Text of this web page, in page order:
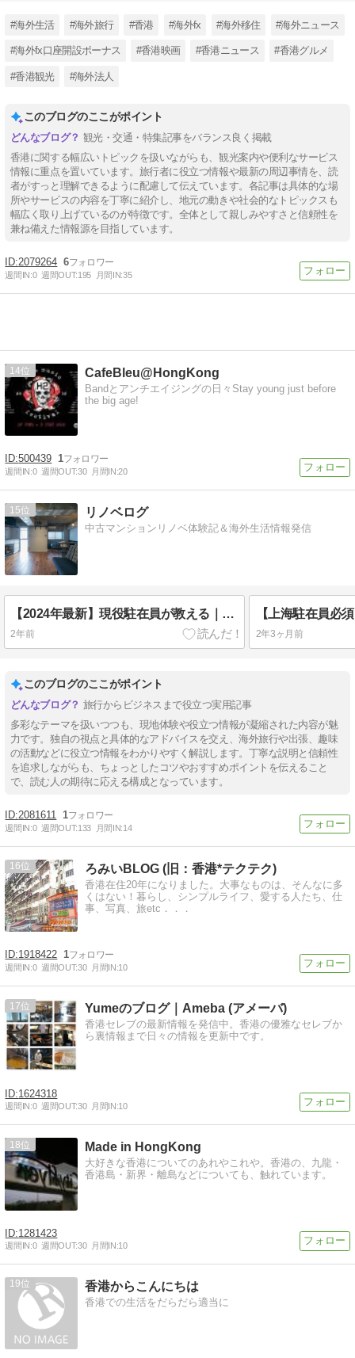
#海外生活 #海外旅行 #香港 #海外fx #海外移住 #海外ニュース
#海外fx口座開設ボーナス #香港映画 #香港ニュース #香港グルメ
#香港観光 #海外法人
このブログのここがポイント
観光・交通・特集記事をバランス良く掲載
香港に関する幅広いトピックを扱いながらも、観光案内や便利なサービス
情報に重点を置いています。旅行者に役立つ情報や最新の周辺事情を、読
者がすっと理解できるように配慮して伝えています。各記事は具体的な場
所やサービスの内容を丁寧に紹介し、地元の動きや社会的なトピックスも
幅広く取り上げているのが特徴です。全体として親しみやすさと信頼性を
兼ね備えた情報源を目指しています。
2079264 6
週間IN:0 週間OUT:195 月間IN:35
14 CafeBleu@HongKong
Bandとアンチエイジングの日々Stay young just before
the big age!
500439 1
週間IN:0 週間OUT:30 月間IN:20
15 リノベログ
中古マンションリノベ体験記＆海外生活情報発信
【2024年最新】現役駐在員が教える｜中国への喜ばれるおみやげについて
2年前 2年3ヶ月前
このブログのここがポイント
旅行からビジネスまで役立つ実用記事
多彩なテーマを扱いつつも、現地体験や役立つ情報が凝縮された内容が魅
力です。独自の視点と具体的なアドバイスを交え、海外旅行や出張、趣味
の活動などに役立つ情報をわかりやすく解説します。丁寧な説明と信頼性
を追求しながらも、ちょっとしたコツやおすすめポイントを伝えること
で、読む人の期待に応える構成となっています。
2081611 1
週間IN:0 週間OUT:133 月間IN:14
16 ろみいBLOG (旧：香港*テクテク)
香港在住20年になりました。大事なものは、そんなに多
くはない！暮らし、シンプルライフ、愛する人たち、仕
事、写真、旅etc．．．
1918422 1
週間IN:0 週間OUT:30 月間IN:10
17 Yumeのブログ｜Ameba (アメーバ)
香港セレブの最新情報を発信中。香港の優雅なセレブか
ら裏情報まで日々の情報を更新中です。
1624318
週間IN:0 週間OUT:30 月間IN:10
18 Made in HongKong
大好きな香港についてのあれやこれや。香港の、九龍・
香港島・新界・離島などについても、触れています。
1281423
週間IN:0 週間OUT:30 月間IN:10
19 香港からこんにちは
香港での生活をだらだら適当に